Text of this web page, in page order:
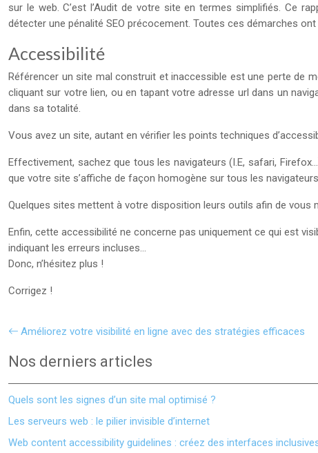
sur le web. C’est l’Audit de votre site en termes simplifiés. Ce
détecter une pénalité SEO précocement. Toutes ces démarches
Accessibilité
Référencer un site mal construit et inaccessible est une perte de
cliquant sur votre lien, ou en tapant votre adresse url dans un
dans sa totalité.
Vous avez un site, autant en vérifier les points techniques
Effectivement, sachez que tous les navigateurs (I.E, safari,
que votre site s’affiche de façon homogène sur tous les
Quelques sites mettent à votre disposition leurs outils afin de
Enfin, cette accessibilité ne concerne pas uniquement ce qui est
indiquant les erreurs incluses…
Donc, n’hésitez plus !
Corrigez !
Améliorez votre visibilité en ligne avec des stratégies efficaces
Nos derniers articles
Quels sont les signes d’un site mal optimisé ?
Les serveurs web : le pilier invisible d’internet
Web content accessibility guidelines : créez des interfaces